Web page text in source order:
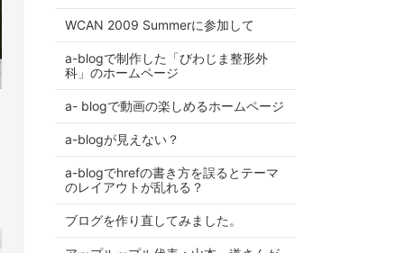
WCAN 2009 Summerに参加して
a-blogで制作した「びわじま整形外
科」のホームページ
a- blogで動画の楽しめるホームページ
a-blogが見えない？
a-blogでhrefの書き方を誤るとテーマ
のレイアウトが乱れる？
ブログを作り直してみました。